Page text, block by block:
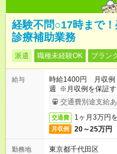
経験不問○17時まで
診療補助業務
派遣 職種未経験OK ブラン
給与
時給1400円 月収例
週 ※月収例を保証す
交通費別途支給あ
交通費 1ヶ月3万円
月収例 20～25万円
勤務地
東京都千代田区